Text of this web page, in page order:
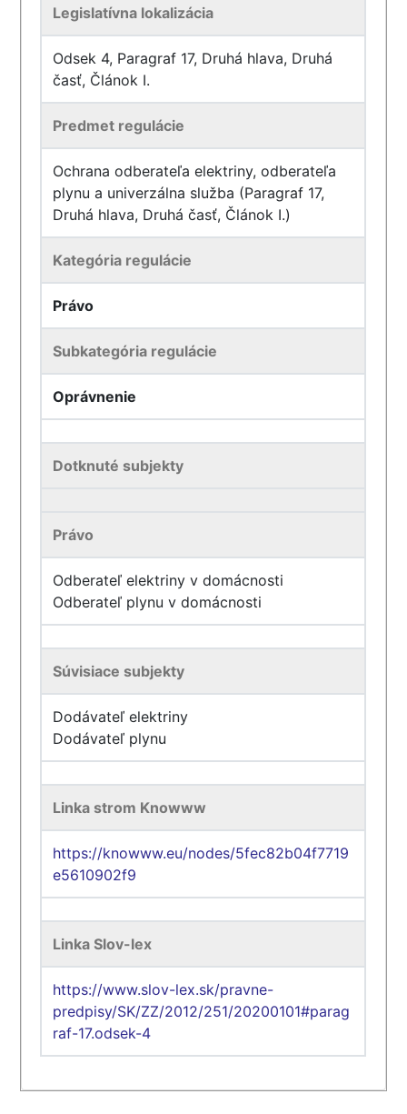
Legislatívna lokalizácia
Odsek 4, Paragraf 17, Druhá hlava, Druhá
časť, Článok I.
Predmet regulácie
Ochrana odberateľa elektriny, odberateľa
plynu a univerzálna služba (Paragraf 17,
Druhá hlava, Druhá časť, Článok I.)
Kategória regulácie
Právo
Subkategória regulácie
Oprávnenie
Dotknuté subjekty
Právo
Odberateľ elektriny v domácnosti
Odberateľ plynu v domácnosti
Súvisiace subjekty
Dodávateľ elektriny
Dodávateľ plynu
Linka strom Knowww
https://knowww.eu/nodes/5fec82b04f7719
e5610902f9
Linka Slov-lex
https://www.slov-lex.sk/pravne-
predpisy/SK/ZZ/2012/251/20200101#parag
raf-17.odsek-4